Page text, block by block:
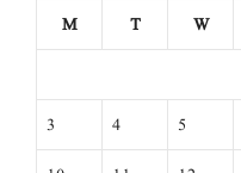
M
T W
3
4 5